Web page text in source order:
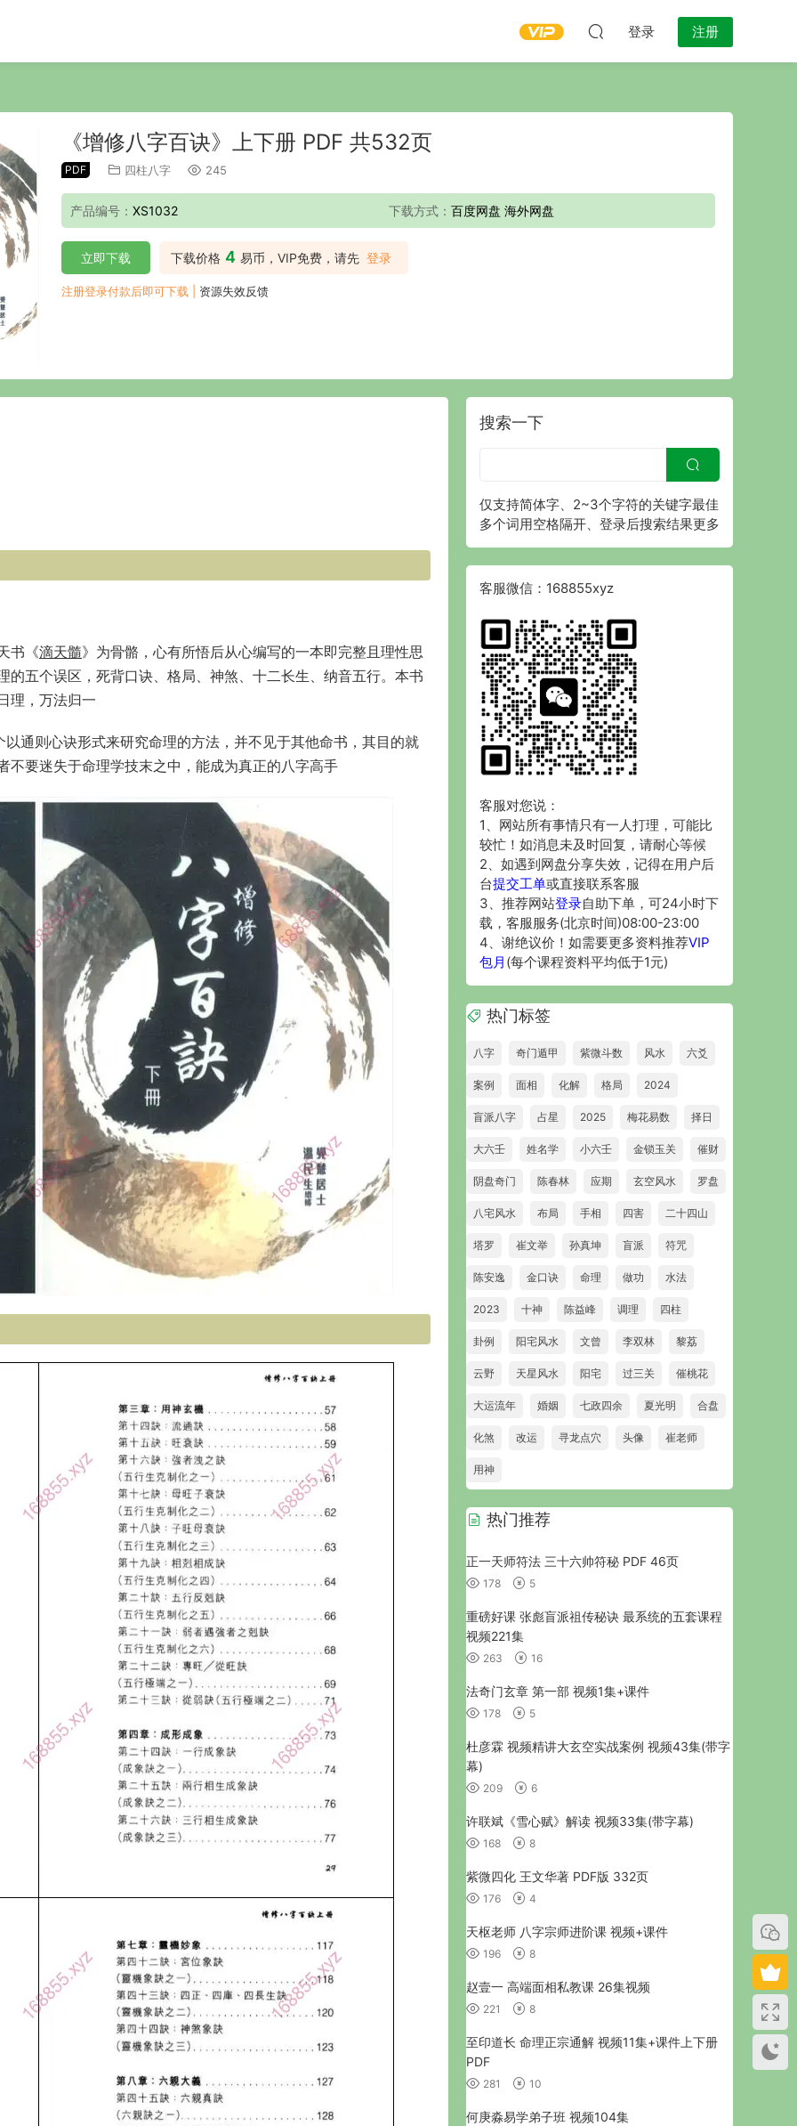
登录 注册
《增修八字百诀》上下册 PDF 共532页
PDF 四柱八字 245
产品编号： XS1032 下载方式： 百度网盘 海外网盘
下载价格 4 易币，VIP免费，请先 登录
立即下载
注册登录付款后即可下载 | 资源失效反馈
书《滴天髓》为骨骼，心有所悟后从心编写的一本即完整且理性思
五个误区，死背口诀、格局、神煞、十二长生、纳音五行。本书
理，万法归一
通则心诀形式来研究命理的方法，并不见于其他命书，其目的就
要迷失于命理学技末之中，能成为真正的八字高手
搜索一下
仅支持简体字、2~3个字符的关键字最佳
多个词用空格隔开、登录后搜索结果更多
客服微信：168855xyz
客服对您说：
1、网站所有事情只有一人打理，可能比
较忙！如消息未及时回复，请耐心等候
2、如遇到网盘分享失效，记得在用户后
台提交工单或直接联系客服
3、推荐网站登录自助下单，可24小时下
载，客服服务(北京时间)08:00-23:00
4、谢绝议价！如需要更多资料推荐VIP
包月 (每个课程资料平均低于1元)
热门标签
八字 奇门遁甲 紫微斗数 风水 六爻
案例 面相 化解 格局 2024
盲派八字 占星 2025 梅花易数 择日
大六壬 姓名学 小六壬 金锁玉关 催财
阴盘奇门 陈春林 应期 玄空风水 罗盘
八宅风水 布局 手相 四害 二十四山
塔罗 崔文举 孙真坤 盲派 符咒
陈安逸 金口诀 命理 做功 水法
2023 十神 陈益峰 调理 四柱
卦例 阳宅风水 文曾 李双林 黎荔
云野 天星风水 阳宅 过三关 催桃花
大运流年 婚姻 七政四余 夏光明 合盘
化煞 改运 寻龙点穴 头像 崔老师
用神
热门推荐
正一天师符法 三十六帅符秘 PDF 46页
178 5
重磅好课 张彪盲派祖传秘诀 最系统的五套课程
视频221集
263 16
法奇门玄章 第一部 视频1集+课件
178 5
杜彦霖 视频精讲大玄空实战案例 视频43集(带字
幕)
209 6
许联斌《雪心赋》解读 视频33集(带字幕)
168 8
紫微四化 王文华著 PDF版 332页
176 4
天枢老师 八字宗师进阶课 视频+课件
196 8
赵壹一 高端面相私教课 26集视频
221 8
至印道长 命理正宗通解 视频11集+课件上下册
PDF
281 10
何庚淼易学弟子班 视频104集